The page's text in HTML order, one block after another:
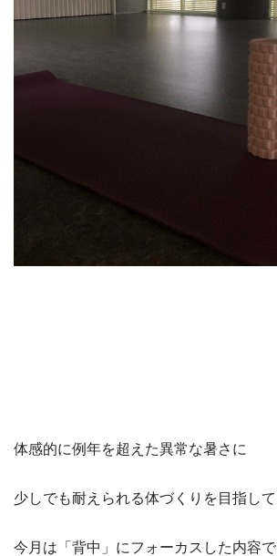
体感的に例年を超えた異常な暑さに
少しでも耐えられる体づくりを目指して
今月は「背中」にフォーカスした内容で